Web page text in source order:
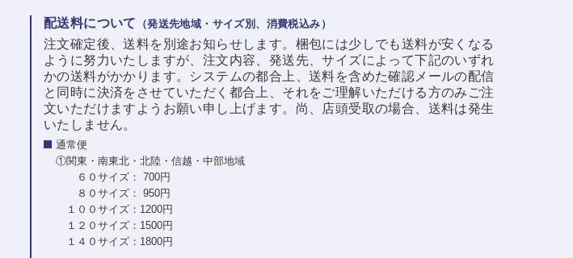
配送料について （発送先地域・サイズ別、消費税込み）
注文確定後、送料を別途お知らせします。梱包には少しでも送料が安くなる
ように努力いたしますが、注文内容、発送先、サイズによって下記のいずれ
かの送料がかかります。システムの都合上、送料を含めた確認メールの配信
と同時に決済をさせていただく都合上、それをご理解いただける方のみご注
文いただけますようお願い申し上げます。尚、店頭受取の場合、送料は発生
いたしません。
通常便
①関東・南東北・北陸・信越・中部地域
６０サイズ： 700円
８０サイズ： 950円
１００サイズ：1200円
１２０サイズ：1500円
１４０サイズ：1800円